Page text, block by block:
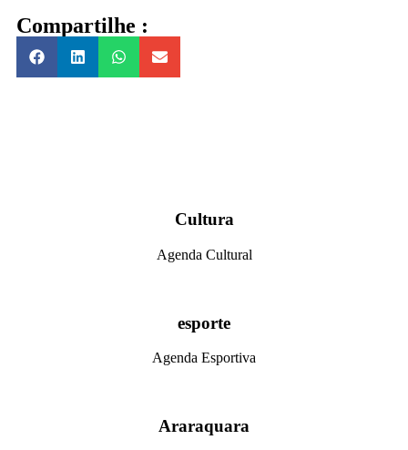
Compartilhe :
Cultura
Agenda Cultural
esporte
Agenda Esportiva
Araraquara